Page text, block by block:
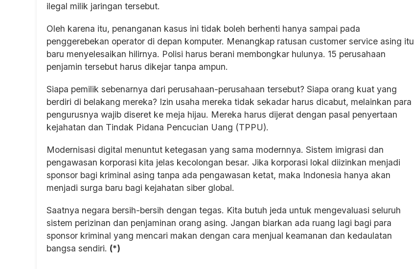
ilegal milik jaringan tersebut.
Oleh karena itu, penanganan kasus ini tidak boleh berhenti hanya sampai pada
penggerebekan operator di depan komputer. Menangkap ratusan customer service asing itu
baru menyelesaikan hilirnya. Polisi harus berani membongkar hulunya. 15 perusahaan
penjamin tersebut harus dikejar tanpa ampun.
Siapa pemilik sebenarnya dari perusahaan-perusahaan tersebut? Siapa orang kuat yang
berdiri di belakang mereka? Izin usaha mereka tidak sekadar harus dicabut, melainkan para
pengurusnya wajib diseret ke meja hijau. Mereka harus dijerat dengan pasal penyertaan
kejahatan dan Tindak Pidana Pencucian Uang (TPPU).
Modernisasi digital menuntut ketegasan yang sama modernnya. Sistem imigrasi dan
pengawasan korporasi kita jelas kecolongan besar. Jika korporasi lokal diizinkan menjadi
sponsor bagi kriminal asing tanpa ada pengawasan ketat, maka Indonesia hanya akan
menjadi surga baru bagi kejahatan siber global.
Saatnya negara bersih-bersih dengan tegas. Kita butuh jeda untuk mengevaluasi seluruh
sistem perizinan dan penjaminan orang asing. Jangan biarkan ada ruang lagi bagi para
sponsor kriminal yang mencari makan dengan cara menjual keamanan dan kedaulatan
bangsa sendiri. (*)